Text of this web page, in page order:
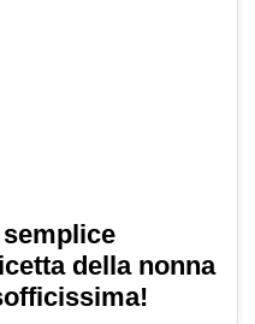
della nonna